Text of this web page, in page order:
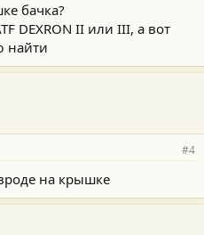
бачка?
DEXRON II или III, а вот
найти
#4
на крышке